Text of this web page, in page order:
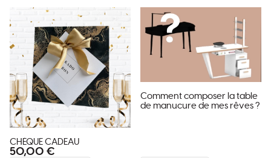
CHÈQUE CADEAU
50,00 €
Comment composer la table
de manucure de mes rêves ?